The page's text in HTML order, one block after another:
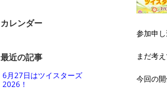
カレンダー
最近の記事
6月27日はツイスターズ
2026！
参加申
まだ考
今回の開